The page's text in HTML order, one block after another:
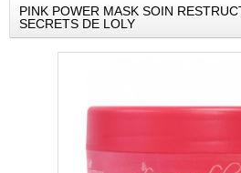
PINK POWER MASK SOIN
SECRETS DE LOLY